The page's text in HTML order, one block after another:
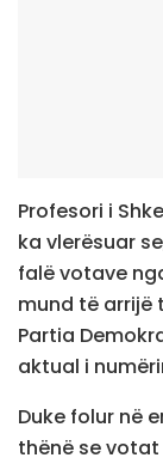
Profesori i
ka vlerësuar
falë votave
mund të arrijë
Partia
aktual i
Duke folur në
thënë se